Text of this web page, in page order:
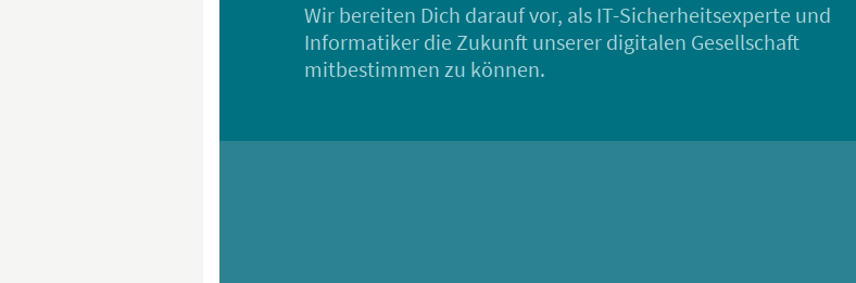
Wir bereiten Dich darauf vor, als IT-Sicherheitsexperte und
Informatiker die Zukunft unserer digitalen Gesellschaft
mitbestimmen zu können.